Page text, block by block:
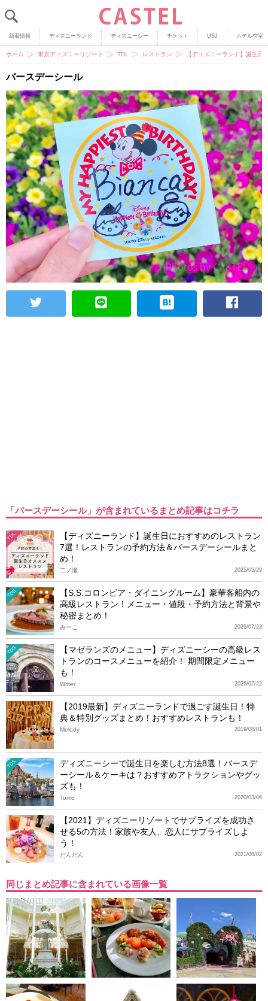
新着情報 ディズニーランド ディズニーシー チケット USJ ホテル空室
ホーム 東京ディズニーリゾート TDL レストラン 【ディズニーランド】誕生
バースデーシール
「バースデーシール」が含まれているまとめ記事はコチラ
TDL
【ディズニーランド】誕生日におすすめのレストラン
7選！レストランの予約方法＆バースデーシールまと
め！
2025/03/29
二ノ瀬
TDS
【S.S.コロンビア・ダイニングルーム】豪華客船内の
高級レストラン！メニュー・値段・予約方法と背景や
秘密まとめ！
2026/07/23
みーこ
TDS
【マゼランズのメニュー】ディズニーシーの高級レス
トランのコースメニューを紹介！ 期間限定メニュー
も！
2026/07/22
Writer
【2019最新】ディズニーランドで過ごす誕生日！特
典＆特別グッズまとめ！おすすめレストランも！
2019/08/01
Melody
TDS
ディズニーシーで誕生日を楽しむ方法8選！バースデ
ーシール＆ケーキは？おすすめアトラクションやグッ
ズも！
2020/03/06
Tomo
【2021】ディズニーリゾートでサプライズを成功さ
せる5の方法！家族や友人、恋人にサプライズしよ
う！
2021/06/02
だんだん
同じまとめ記事に含まれている画像一覧